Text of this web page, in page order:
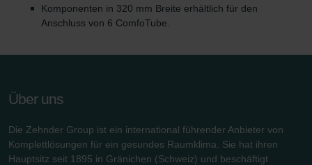
Komponenten in 320 mm Breite erhältlich für den
Anschluss von 6 ComfoTube.
Über uns
Die Zehnder Group ist ein international führender Anbieter von
Komplettlösungen für ein gesundes Raumklima. Sie hat ihren
Hauptsitz seit 1895 in Gränichen (Schweiz) und beschäftigt